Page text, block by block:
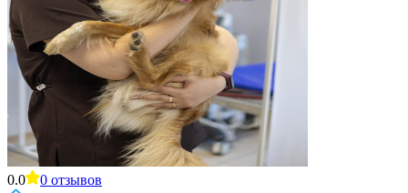
0.0 0 отзывов